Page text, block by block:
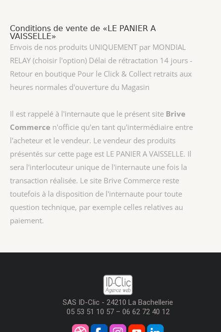
Conditions de vente de «LE PANIER A
VAISSELLE»
Envois de nos produits UNIQUEMENT par MONDIAL
RELAY (choisir l'option) Délai de rétractation 14 jours -
Retour en boutique Pour le Click & Collect retraits aux
heures normales d'ouverture du Magasin
Il est rappelé à l'internaute que le présent site Brive
Commerce n'officie qu'en tant qu'intermédiaire entre
l'acheteur et le vendeur. Le vendeur des produits
présentés sur cette page est LE PANIER A VAISSELLE. Il
sera l'interlocuteur unique de l'internaute une fois la
transaction réalisée. Le site Brive Commerce reste
toutefois à la disposition de l'internaute pour toute
question technique, par exemple celles relatives au
paiement.
SAS ID-Clic - 24210 La Bachellerie
05 53 51 10 57 – 06 62 72 40 12